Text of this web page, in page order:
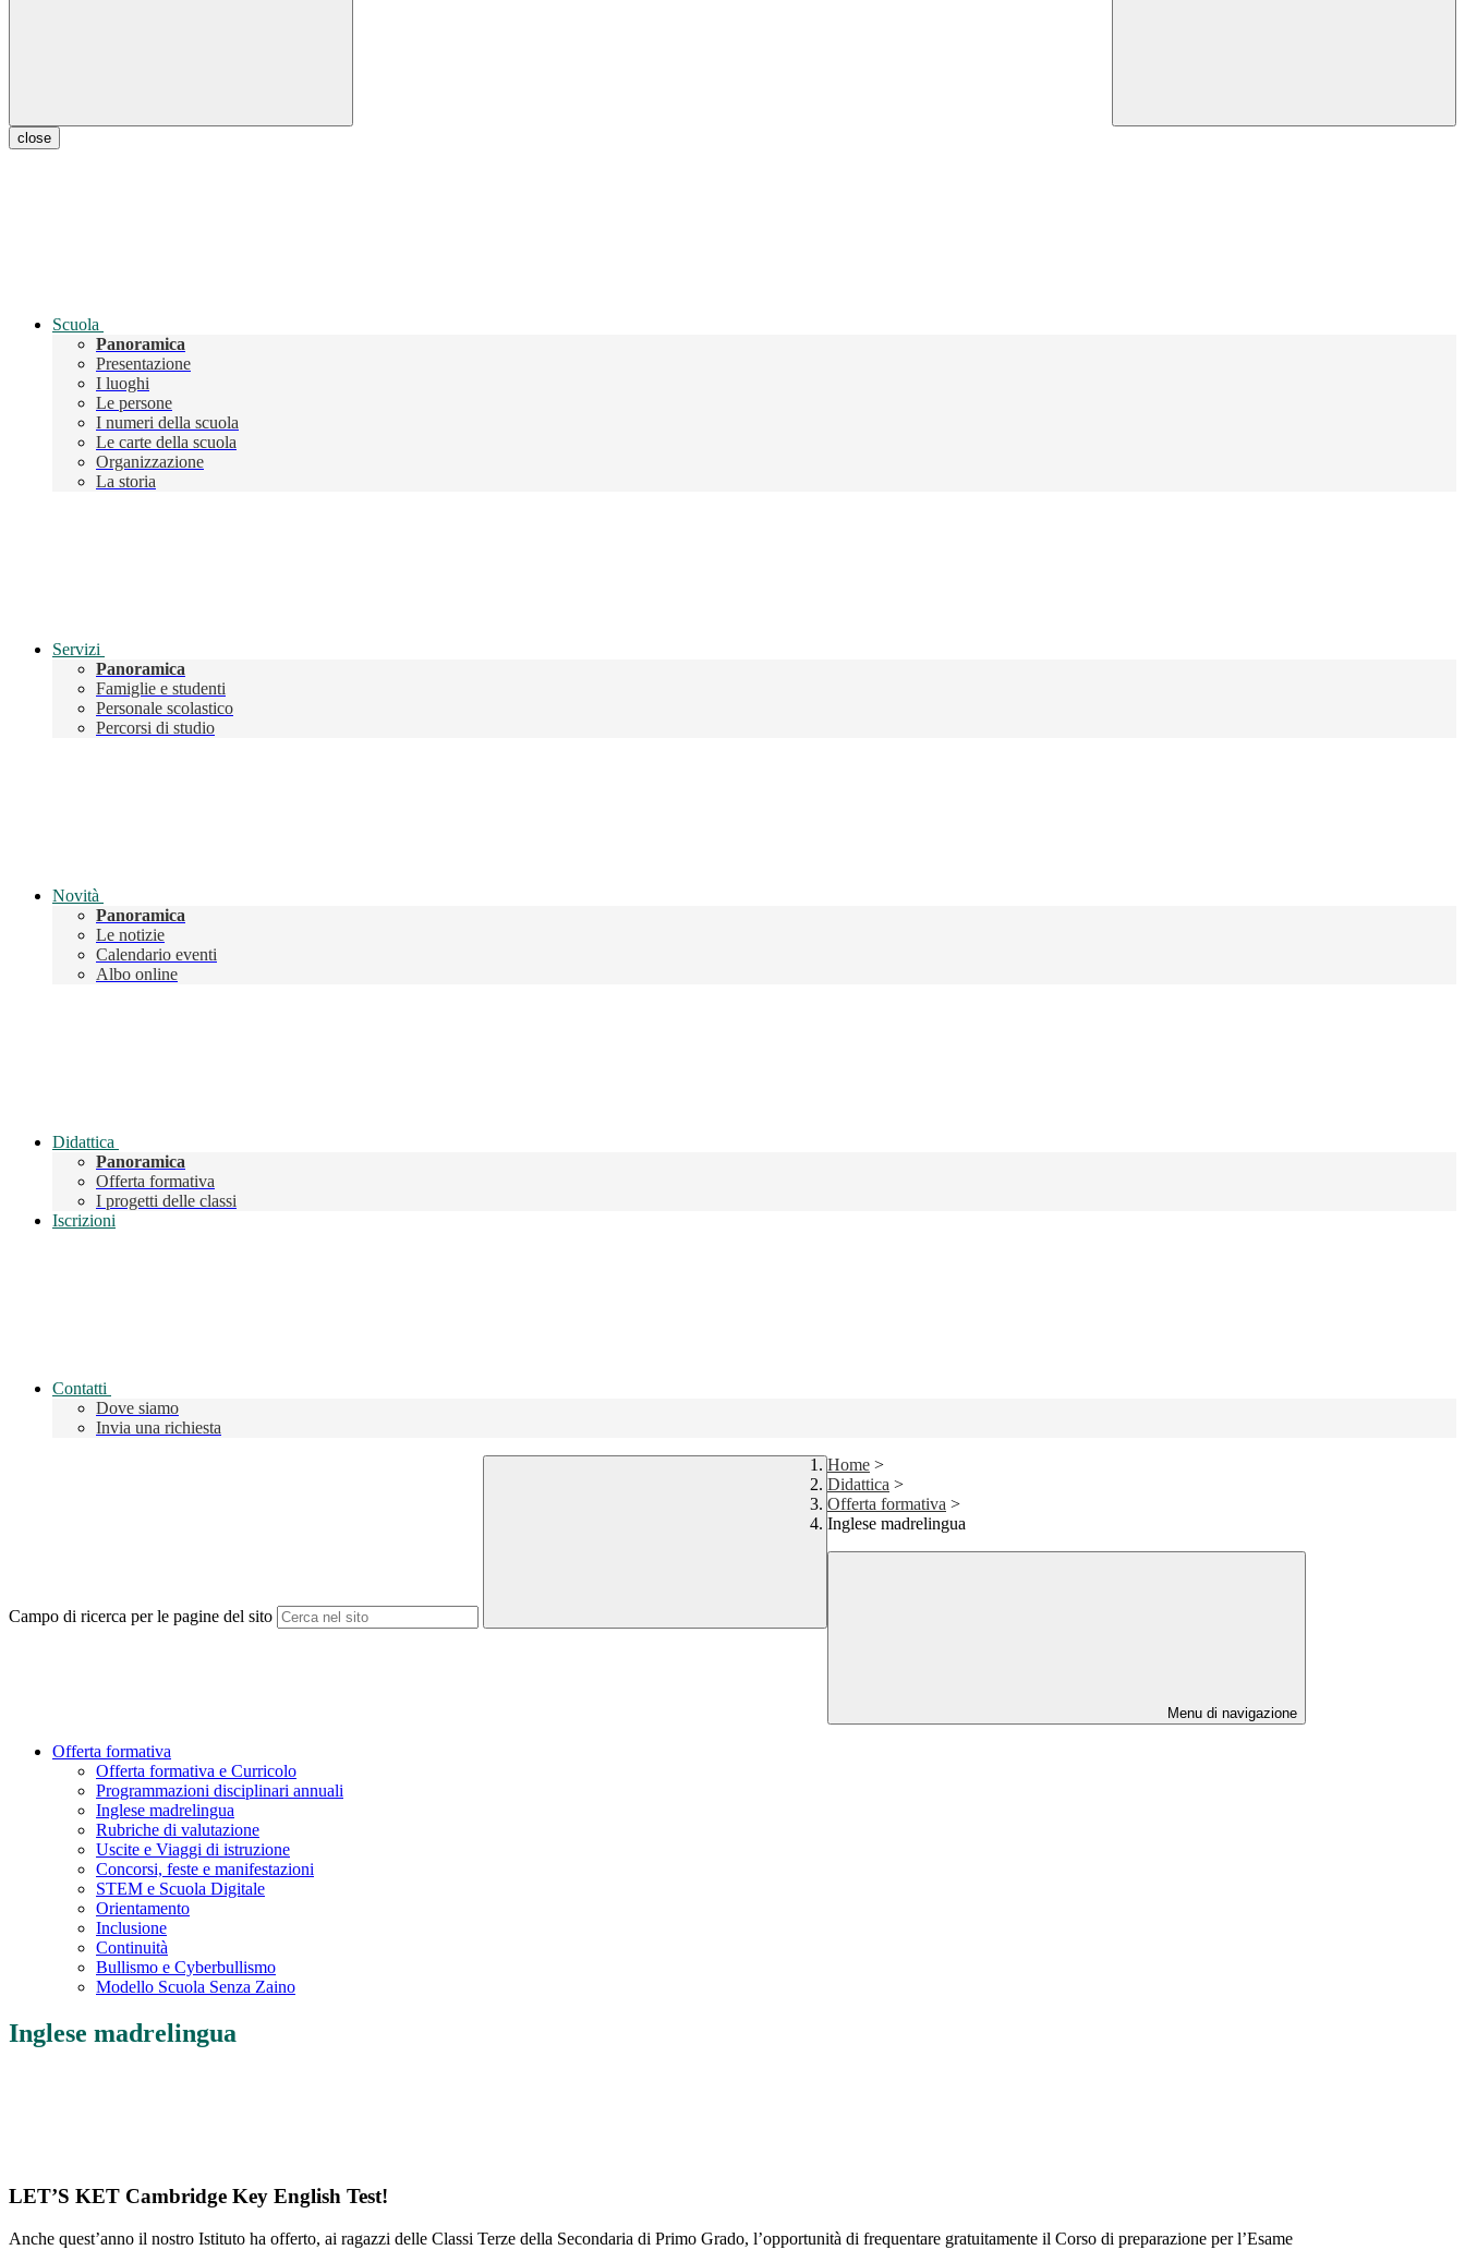
close
Scuola
Panoramica
Presentazione
I luoghi
Le persone
I numeri della scuola
Le carte della scuola
Organizzazione
La storia
Servizi
Panoramica
Famiglie e studenti
Personale scolastico
Percorsi di studio
Novità
Panoramica
Le notizie
Calendario eventi
Albo online
Didattica
Panoramica
Offerta formativa
I progetti delle classi
Iscrizioni
Contatti
Dove siamo
Invia una richiesta
Campo di ricerca per le pagine del sito
Home >
Didattica >
Offerta formativa >
Inglese madrelingua
Menu di navigazione
Offerta formativa
Offerta formativa e Curricolo
Programmazioni disciplinari annuali
Inglese madrelingua
Rubriche di valutazione
Uscite e Viaggi di istruzione
Concorsi, feste e manifestazioni
STEM e Scuola Digitale
Orientamento
Inclusione
Continuità
Bullismo e Cyberbullismo
Modello Scuola Senza Zaino
Inglese madrelingua
LET’S KET Cambridge Key English Test!
Anche quest’anno il nostro Istituto ha offerto, ai ragazzi delle Classi Terze della Secondaria di Primo Grado, l’opportunità di frequentare gratuitamente il Corso di preparazione per l’Esame